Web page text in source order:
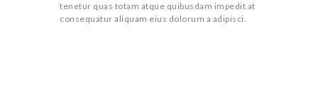
tenetur quas totam atque quibusdam impedit at
consequatur aliquam eius dolorum a adipisci.